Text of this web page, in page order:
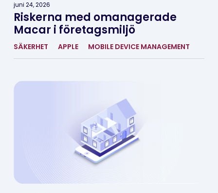
juni 24, 2026
Riskerna med omanagerade
Macar i företagsmiljö
SÄKERHET APPLE MOBILE DEVICE MANAGEMENT